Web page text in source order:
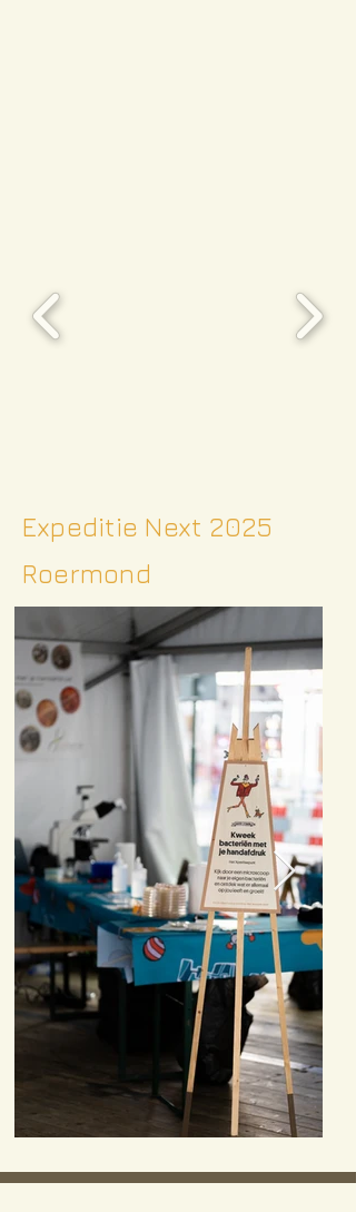
Expeditie Next 2025
Roermond